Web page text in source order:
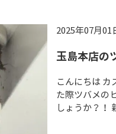
2025年07月
玉島本店の
こんにちは
た際ツバメの
しょうか？！